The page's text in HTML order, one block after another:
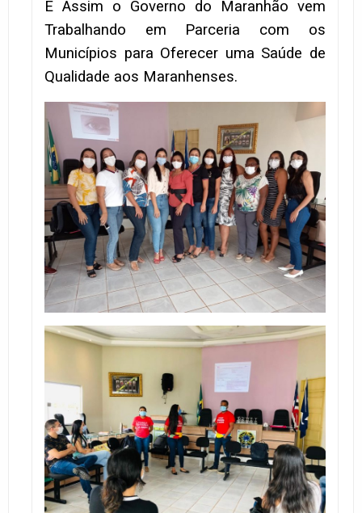
E Assim o Governo do Maranhão vem
Trabalhando em Parceria com os
Municípios para Oferecer uma Saúde de
Qualidade aos Maranhenses.